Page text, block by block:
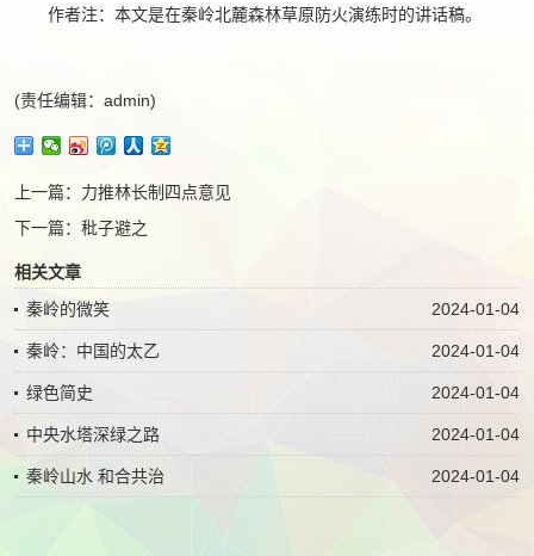
作者注：本文是在秦岭北麓森林草原防火演练时的讲话稿。
(责任编辑：admin)
上一篇： 力推林长制四点意见
下一篇： 秕子避之
相关文章
2024-01-04
秦岭的微笑
2024-01-04
秦岭：中国的太乙
2024-01-04
绿色简史
2024-01-04
中央水塔深绿之路
2024-01-04
秦岭山水 和合共治